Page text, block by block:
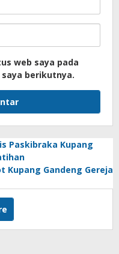
web saya pada
berikutnya.
Paskibraka Kupang
Kupang Gandeng Gereja